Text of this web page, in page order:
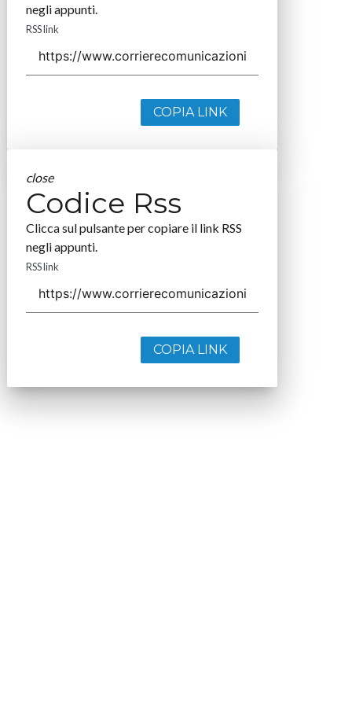
negli appunti.
RSS link
COPIA LINK
close
Codice Rss
Clicca sul pulsante per copiare il link RSS
negli appunti.
RSS link
COPIA LINK